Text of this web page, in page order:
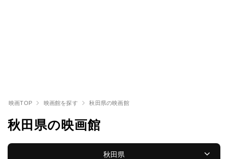
映画TOP 映画館を探す 秋田県の映画館
秋田県の映画館
秋田県